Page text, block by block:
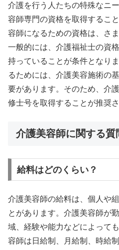
介護を行う人たちの特殊なニ
容師専門の資格を取得するこ
容師になるための資格は、さ
一般的には、介護福祉士の資
持っていることが条件となり
るためには、介護美容施術の
要があります。そのため、介
修士号を取得することが推奨さ
介護美容師に関する質
給料はどのくらい？
介護美容師の給料は、個人や
とがあります。介護美容師が
域、経験や能力などによって
容師は日給制、月給制、時給